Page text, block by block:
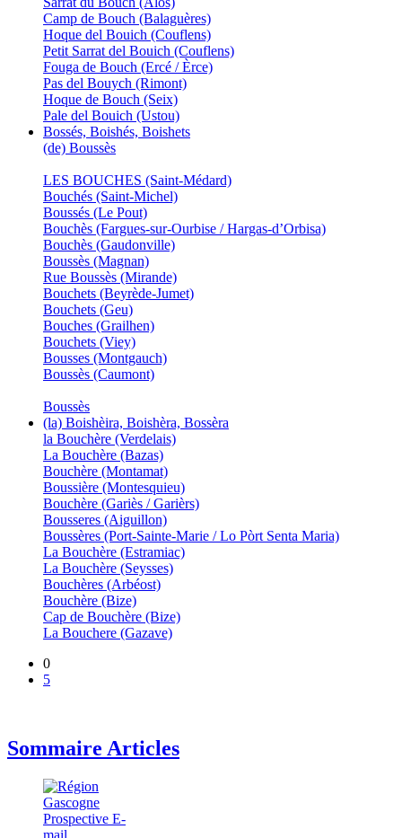
Camp de Bouch (Balaguères)
Hoque del Bouich (Couflens)
Petit Sarrat del Bouich (Couflens)
Fouga de Bouch (Ercé / Èrce)
Pas del Bouych (Rimont)
Hoque de Bouch (Seix)
Pale del Bouich (Ustou)
Bossés, Boishés, Boishets
(de) Boussès
LES BOUCHES (Saint-Médard)
Bouchés (Saint-Michel)
Boussés (Le Pout)
Bouchès (Fargues-sur-Ourbise / Hargas-d’Orbisa)
Bouchès (Gaudonville)
Boussès (Magnan)
Rue Boussès (Mirande)
Bouchets (Beyrède-Jumet)
Bouchets (Geu)
Bouches (Grailhen)
Bouchets (Viey)
Bousses (Montgauch)
Boussès (Caumont)
Boussès
(la) Boishèira, Boishèra, Bossèra
la Bouchère (Verdelais)
La Bouchère (Bazas)
Bouchère (Montamat)
Boussière (Montesquieu)
Bouchère (Gariès / Garièrs)
Bousseres (Aiguillon)
Boussères (Port-Sainte-Marie / Lo Pòrt Senta Maria)
La Bouchère (Estramiac)
La Bouchère (Seysses)
Bouchères (Arbéost)
Bouchère (Bize)
Cap de Bouchère (Bize)
La Bouchere (Gazave)
0
5
Sommaire Articles